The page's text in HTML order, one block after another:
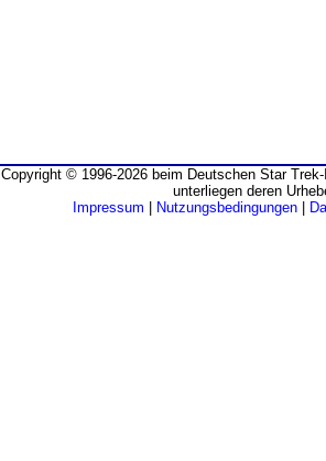
Copyright © 1996-2026 beim Deutschen Star
unterliegen deren
Impressum
Nutzungsbedingungen